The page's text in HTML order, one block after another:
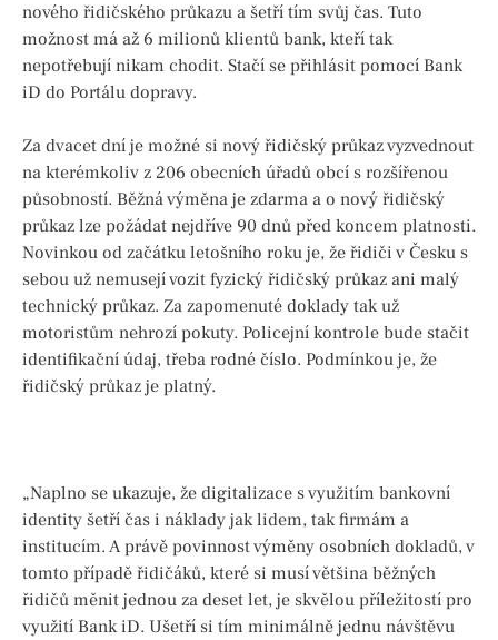
nového řidičského průkazu a šetří tím svůj čas. Tuto
možnost má až 6 milionů klientů bank, kteří tak
nepotřebují nikam chodit. Stačí se přihlásit pomocí Bank
iD do Portálu dopravy.
Za dvacet dní je možné si nový řidičský průkaz vyzvednout
na kterémkoliv z 206 obecních úřadů obcí s rozšířenou
působností. Běžná výměna je zdarma a o nový řidičský
průkaz lze požádat nejdříve 90 dnů před koncem platnosti.
Novinkou od začátku letošního roku je, že řidiči v Česku s
sebou už nemusejí vozit fyzický řidičský průkaz ani malý
technický průkaz. Za zapomenuté doklady tak už
motoristům nehrozí pokuty. Policejní kontrole bude stačit
identifikační údaj, třeba rodné číslo. Podmínkou je, že
řidičský průkaz je platný.
„Naplno se ukazuje, že digitalizace s využitím bankovní
identity šetří čas i náklady jak lidem, tak firmám a
institucím. A právě povinnost výměny osobních dokladů, v
tomto případě řidičáků, které si musí většina běžných
řidičů měnit jednou za deset let, je skvělou příležitostí pro
využití Bank iD. Ušetří si tím minimálně jednu návštěvu